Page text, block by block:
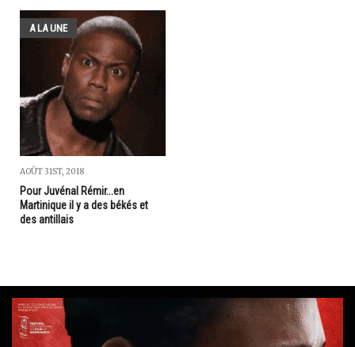
A LA UNE
AOÛT 31ST, 2018
Pour Juvénal Rémir...en
Martinique il y a des békés et
des antillais